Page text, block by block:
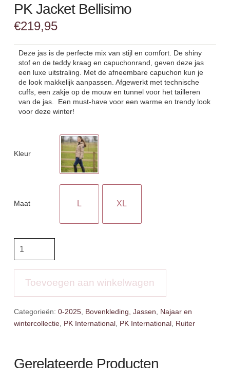
PK Jacket Bellisimo
€219,95
Deze jas is de perfecte mix van stijl en comfort. De shiny
stof en de teddy kraag en capuchonrand, geven deze jas
een luxe uitstraling. Met de afneembare capuchon kun je
de look makkelijk aanpassen. Afgewerkt met technische
cuffs, een zakje op de mouw en tunnel voor het tailleren
van de jas. Een must-have voor een warme en trendy look
voor deze winter!
Kleur
Maat L XL
aantalToevoegen aan winkelwagen
Categorieën: 0-2025, Bovenkleding Jassen
Najaar en
wintercollectie, PK International, PK International, Ruiter
Gerelateerde Producten